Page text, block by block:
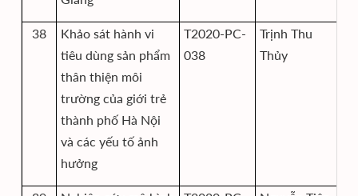
38
Khảo sát hành vi
tiêu dùng sản phẩm
thân thiện môi
trường của giới trẻ
thành phố Hà Nội
và các yếu tố ảnh
hưởng
T2020-PC-
038
Trịnh Thu
Thủy